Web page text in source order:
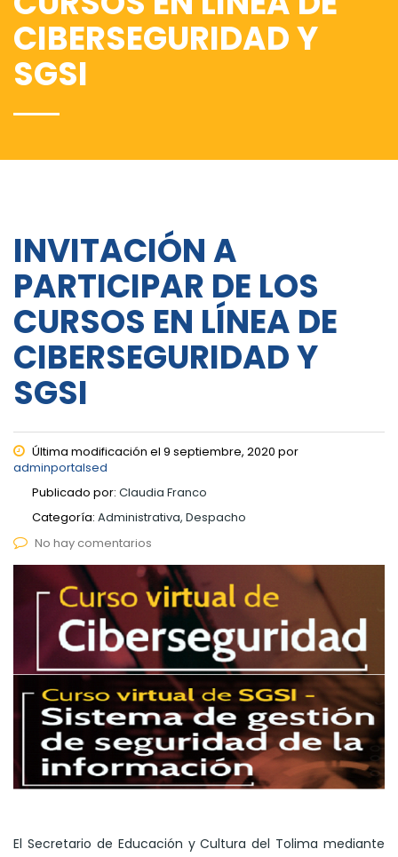
CIBERSEGURIDAD Y
SGSI
INVITACIÓN A
PARTICIPAR DE LOS
CURSOS EN LÍNEA DE
CIBERSEGURIDAD Y
SGSI
Última modificación el 9 septiembre, 2020 por
adminportalsed
Publicado por: Claudia Franco
Categoría: Administrativa, Despacho
No hay comentarios
El Secretario de Educación y Cultura del Tolima mediante